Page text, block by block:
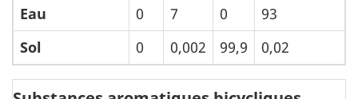
Eau
0 7 0
93
Sol
0 0,002 99,9 0,02